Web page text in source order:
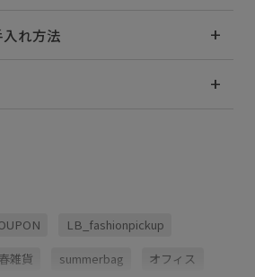
れ方法
LB_fashionpickup
雑貨 summerbag オフィス